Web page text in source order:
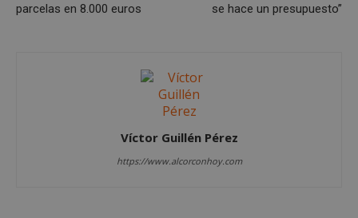
parcelas en 8.000 euros
se hace un presupuesto”
Víctor Guillén Pérez
https://www.alcorconhoy.com
PHPSESSID
PHP.net
Sesión